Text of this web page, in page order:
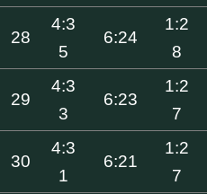
28
4:3
5
6:24
1:2
8
29
4:3
3
6:23
1:2
7
30
4:3
1
6:21
1:2
7